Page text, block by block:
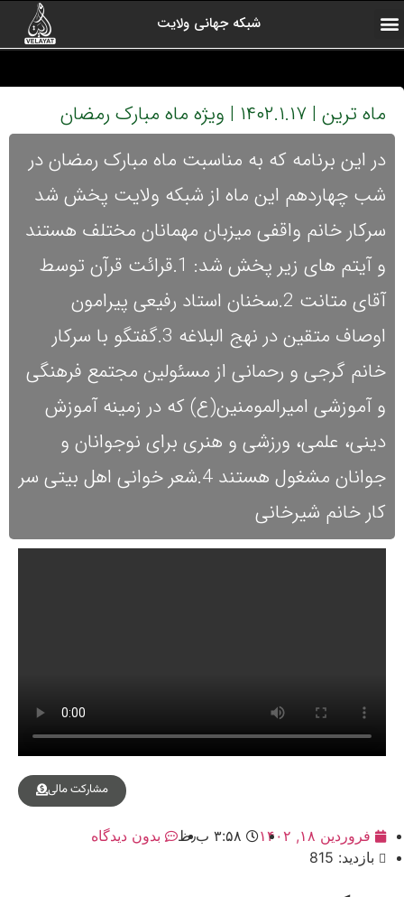
شبکه جهانی ولایت
ماه ترین | ۱۴۰۲.۱.۱۷ | ویژه ماه مبارک رمضان
در این برنامه که به مناسبت ماه مبارک رمضان در
شب چهاردهم این ماه از شبکه ولایت پخش شد
سرکار خانم واقفی میزبان مهمانان مختلف هستند
و آیتم های زیر پخش شد: 1.قرائت قرآن توسط
آقای متانت 2.سخنان استاد رفیعی پیرامون
اوصاف متقین در نهج البلاغه 3.گفتگو با سرکار
خانم گرجی و رحمانی از مسئولین مجتمع فرهنگی
و آموزشی امیرالمومنین(ع) که در زمینه آموزش
دینی، علمی، ورزشی و هنری برای نوجوانان و
جوانان مشغول هستند 4.شعر خوانی اهل بیتی سر
کار خانم شیرخانی
مشارکت مالی
فروردین ۱۸, ۱۴۰۲ ۳:۵۸ ب٫ظ
بدون دیدگاه
بازدید: 815